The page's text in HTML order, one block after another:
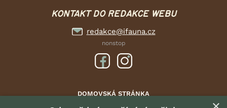
KONTAKT DO REDAKCE WEBU
redakce@ifauna.cz
nonstop
DOMOVSKÁ STRÁNKA